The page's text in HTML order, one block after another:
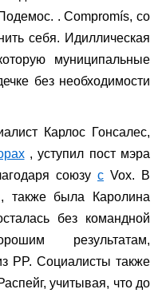
. Compromís, со
себя. Идиллическая
муниципальные
без необходимости
Карлос Гонсалес,
, уступил пост мэра
союзу с Vox. В
также была Каролина
без командной
результатам,
PP. Социалисты также
учитывая, что до